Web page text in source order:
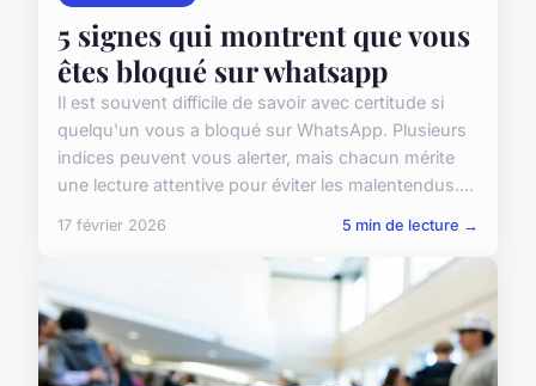
5 signes qui montrent que vous
êtes bloqué sur whatsapp
Il est souvent difficile de savoir avec certitude si
quelqu'un vous a bloqué sur WhatsApp. Plusieurs
indices peuvent vous alerter, mais chacun mérite
une lecture attentive pour éviter les malentendus....
17 février 2026 5 min de lecture →